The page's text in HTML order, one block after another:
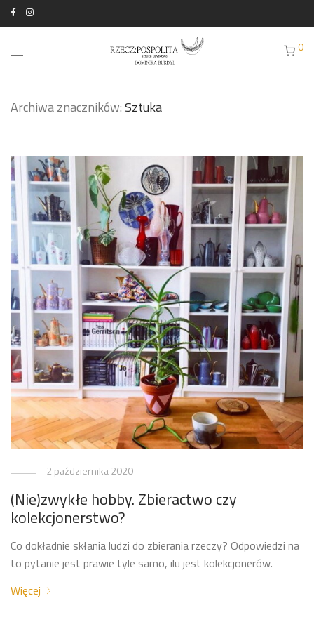
0
Archiwa znaczników: Sztuka
2 października 2020
(Nie)zwykłe hobby. Zbieractwo czy
kolekcjonerstwo?
Co dokładnie skłania ludzi do zbierania rzeczy? Odpowiedzi na
to pytanie jest prawie tyle samo, ilu jest kolekcjonerów.
Więcej